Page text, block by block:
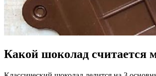
Какой шоколад считается